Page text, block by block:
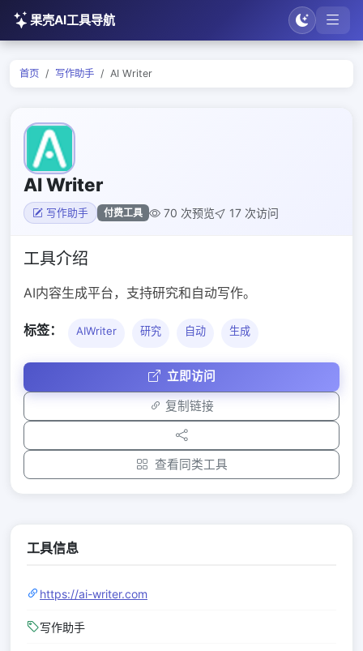
果壳AI工具导航
首页 写作助手 AI Writer
AI Writer
写作助手 付费工具 70 次预览 17 次访问
工具介绍
AI内容生成平台，支持研究和自动写作。
标签： AIWriter 研究 自动 生成
立即访问
复制链接
查看同类工具
工具信息
https://ai-writer.com
写作助手